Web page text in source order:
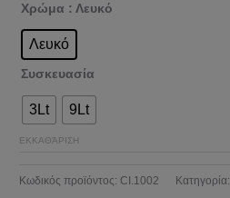
Χρώμα : Λευκό
Λευκό
Συσκευασία
3Lt 9Lt
ΕΚΚΑΘΆΡΙΣΗ
Κωδικός προϊόντος: CI.1002 Κατηγορία: